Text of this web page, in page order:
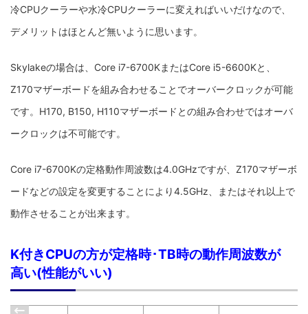
冷CPUクーラーや水冷CPUクーラーに変えればいいだけなので、
デメリットはほとんど無いように思います。
Skylakeの場合は、Core i7-6700KまたはCore i5-6600Kと、
Z170マザーボードを組み合わせることでオーバークロックが可能
です。H170, B150, H110マザーボードとの組み合わせではオーバ
ークロックは不可能です。
Core i7-6700Kの定格動作周波数は4.0GHzですが、Z170マザーボ
ードなどの設定を変更することにより4.5GHz、またはそれ以上で
動作させることが出来ます。
K付きCPUの方が定格時･TB時の動作周波数が
高い(性能がいい)